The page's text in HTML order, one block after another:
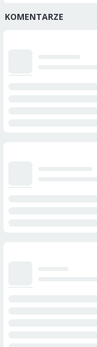
KOMENTARZE